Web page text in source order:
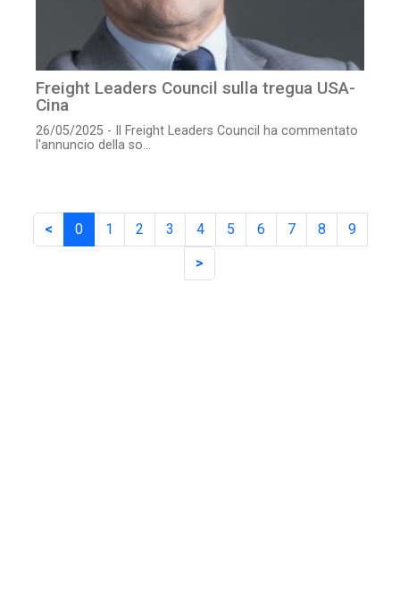
Freight Leaders Council sulla tregua USA-
Cina
26/05/2025 - Il Freight Leaders Council ha commentato
l'annuncio della so...
< 0 1 2 3 4 5 6 7 8
9
>